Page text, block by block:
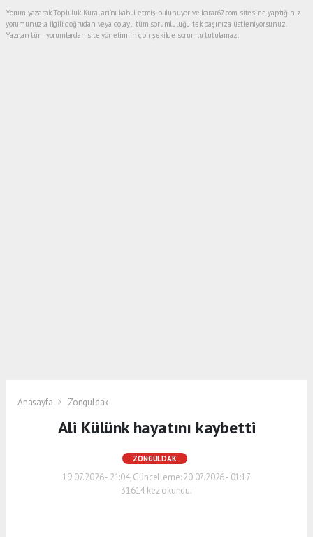
Yorum yazarak Topluluk Kuralları’nı kabul etmiş bulunuyor ve karar67.com sitesine yaptığınız
yorumunuzla ilgili doğrudan veya dolaylı tüm sorumluluğu tek başınıza üstleniyorsunuz.
Yazılan tüm yorumlardan site yönetimi hiçbir şekilde sorumlu tutulamaz.
Anasayfa Zonguldak
Ali Külünk hayatını kaybetti
ZONGULDAK
19.07.2026 - 21:04, Güncelleme: 20.07.2026 - 01:17
31614 kez okundu.